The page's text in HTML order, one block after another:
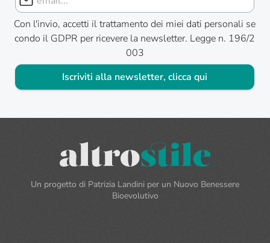
Con l'invio, accetti il trattamento dei miei dati personali se
condo il GDPR per ricevere la newsletter. Legge n. 196/2
003
Iscriviti alla newsletter, clicca qui
Un progetto di Patrizia Landini per un Nuovo Benessere
Bioevolutivo